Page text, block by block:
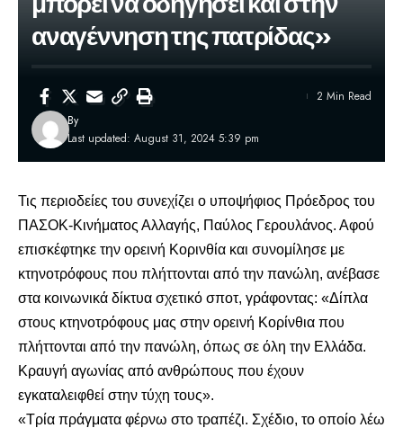
αναγέννηση της πατρίδας»
Last updated: August 31, 2024 5:39 pm
By
2 Min Read
Τις περιοδείες του συνεχίζει ο υποψήφιος Πρόεδρος του
ΠΑΣΟΚ-Κινήματος Αλλαγής, Παύλος Γερουλάνος. Αφού
επισκέφτηκε την ορεινή Κορινθία και συνομίλησε με
κτηνοτρόφους που πλήττονται από την πανώλη, ανέβασε
στα κοινωνικά δίκτυα σχετικό σποτ, γράφοντας: «Δίπλα
στους κτηνοτρόφους μας στην ορεινή Κορίνθια που
πλήττονται από την πανώλη, όπως σε όλη την Ελλάδα.
Κραυγή αγωνίας από ανθρώπους που έχουν
εγκαταλειφθεί στην τύχη τους».
«Τρία πράγματα φέρνω στο τραπέζι. Σχέδιο, το οποίο λέω